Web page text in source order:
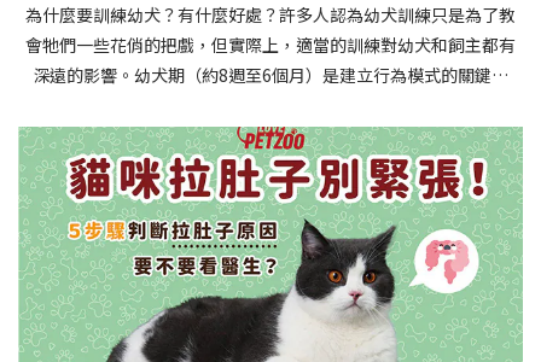
為什麼要訓練幼犬？有什麼好處？許多人認為幼犬訓練只是為了教
會牠們一些花俏的把戲，但實際上，適當的訓練對幼犬和飼主都有
深遠的影響。幼犬期（約8週至6個月）是建立行為模式的關鍵時
的行為問題，並建立人犬間的健康關係。 建立安全健康的生活環境
透過基礎訓練，幼犬能學會家居規則，避免危險行為和破壞家具。
像是「不」和「放下」等指令可以阻止幼犬咬電線或誤食有害物
質，有效降低居家意外風險。規律的如廁訓練則能養成良好衛生習
慣，讓家中環境保持乾淨舒適。增強溝通與信任關係訓練過程就像
建立一種共同語言，幫助你和幼犬更好地理解彼此。當幼犬學會回
應你的指令，不只增加了互動機會，也建立了主人作為領導者的地
位。正向獎勵式訓練更能培養幼犬對你的信任感，強化情感連結，